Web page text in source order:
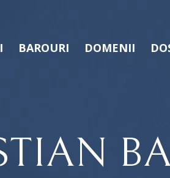
BAROURI DOMENII